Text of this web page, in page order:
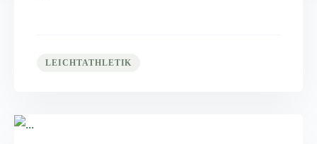
LEICHTATHLETIK